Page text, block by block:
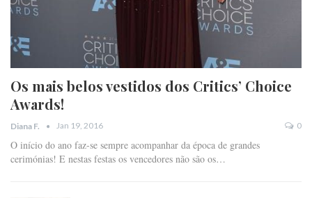
Os mais belos vestidos dos Critics’ Choice
Awards!
Diana F. Jan 19, 2016 0
O início do ano faz-se sempre acompanhar da época de grandes
cerimónias! E nestas festas os vencedores não são os…